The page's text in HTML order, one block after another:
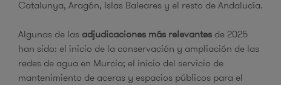
Catalunya, Aragón, Islas Baleares y el resto de Andalucía.
Algunas de las adjudicaciones más relevantes de 2025
han sido: el inicio de la conservación y ampliación de las
redes de agua en Murcia; el inicio del servicio de
mantenimiento de aceras y espacios públicos para el